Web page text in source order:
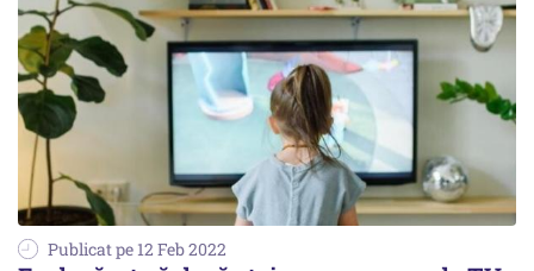
Publicat pe 12 Feb 2022